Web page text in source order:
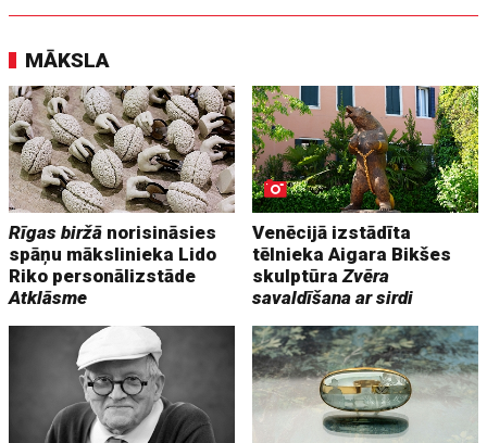
MĀKSLA
Rīgas biržā norisināsies
spāņu mākslinieka Lido
Riko personālizstāde
Atklāsme
Venēcijā izstādīta
tēlnieka Aigara Bikšes
skulptūraZvēra
savaldīšana ar sirdi